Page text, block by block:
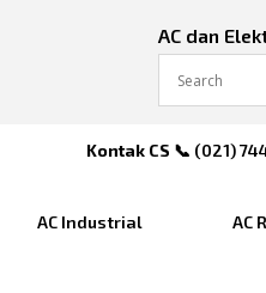
AC dan
Kontak CS 📞 (021)
AC Industrial AC